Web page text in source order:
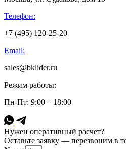
Телефон:
+7 (495) 120-25-20
Email:
sales@bklider.ru
Режим работы:
Пн-Пт: 9:00 – 18:00
Нужен оперативный расчет?
Оставьте заявку — перезвоним в